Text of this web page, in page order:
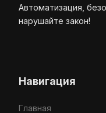
Автоматизация,
нарушайте закон!
Навигация
Главная